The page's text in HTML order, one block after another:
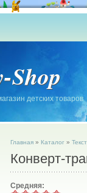
Shop
детских товаров
Главная» Каталог»
Конверт-
Средняя: